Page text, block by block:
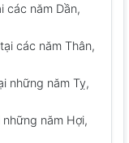
các năm Dần,
các năm Thân,
những năm Tỵ,
năm Hợi,